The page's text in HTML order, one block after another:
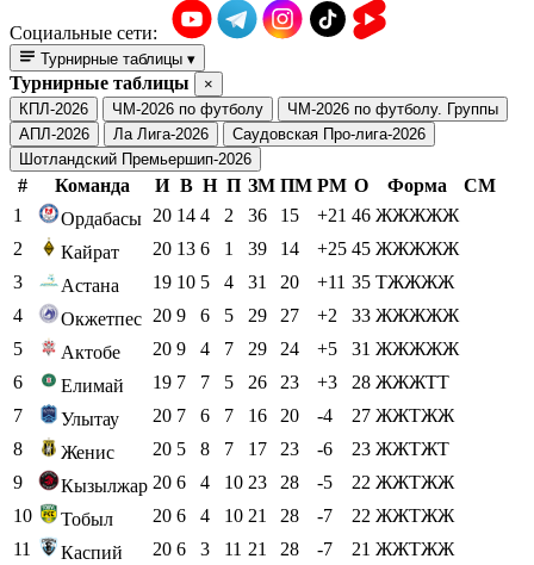
Социальные сети:
Турнирные таблицы ▾
Турнирные таблицы
×
КПЛ-2026
ЧМ-2026 по футболу
ЧМ-2026 по футболу. Группы
АПЛ-2026
Ла Лига-2026
Саудовская Про-лига-2026
Шотландский Премьершип-2026
# Команда И В Н П ЗМ ПМ РМ О Форма
СМ
1
Ордабасы 20 14 4 2 36 15 +21 46 ЖЖЖЖЖ
2
Кайрат 20 13 6 1 39 14 +25 45 ЖЖЖЖЖ
3
Астана 19 10 5 4 31 20 +11 35 ТЖЖЖЖ
4
Окжетпес 20 9 6 5 29 27 +2 33 ЖЖЖЖЖ
5
Актобе 20 9 4 7 29 24 +5 31 ЖЖЖЖЖ
6
Елимай 19 7 7 5 26 23 +3 28 ЖЖЖТТ
7
Улытау 20 7 6 7 16 20 -4 27 ЖЖТЖЖ
8
Женис 20 5 8 7 17 23 -6 23 ЖЖТЖТ
9
Кызылжар 20 6 4 10 23 28 -5 22 ЖЖТЖЖ
10
Тобыл 20 6 4 10 21 28 -7 22 ЖЖТЖЖ
11
Каспий 20 6 3 11 21 28 -7 21 ЖЖТЖЖ